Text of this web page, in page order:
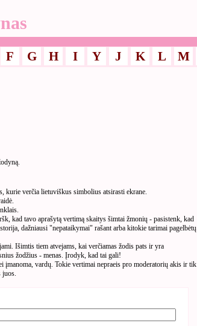
F G H I Y J K L M
kurie verčia lietuviškus simbolius atsirasti ekrane.
kad tavo aprašytą vertimą skaitys šimtai žmonių - pasistenk, kad
dažniausi "nepataikymai" rašant arba kitokie tarimai pagelbėtų
Išimtis tiem atvejams, kai verčiamas žodis pats ir yra
žodžius - menas. Įrodyk, kad tai gali!
įmanoma, vardų. Tokie vertimai nepraeis pro moderatorių akis ir tik
juos.